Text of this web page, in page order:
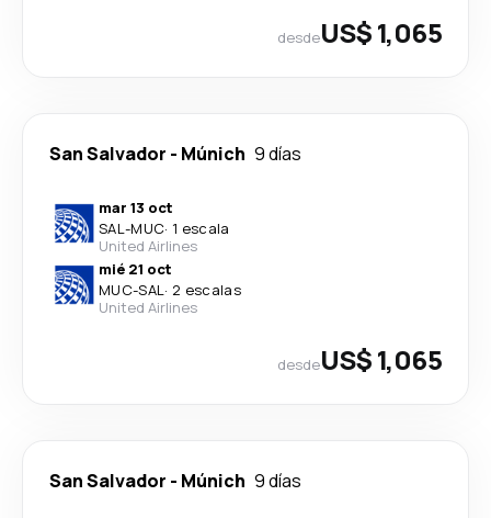
desdeUS$ 1,065
San Salvador - Múnich 9 días
mar 13 oct
SAL-MUC· 1 escala
United Airlines
mié 21 oct
MUC-SAL· 2 escalas
United Airlines
desdeUS$ 1,065
San Salvador - Múnich 9 días